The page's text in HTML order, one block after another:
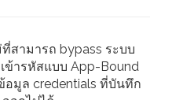
สามารถ bypass ระบบ
ข้ารหัสแบบ App-Bound
อมูล credentials ที่บันทึก